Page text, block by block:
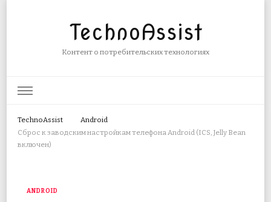
TechnoAssist
Контент о потребительских технологиях
TechnoAssist
Android
Сброс к заводским настройкам телефона Android (ICS, Jelly Bean
включен)
ANDROID